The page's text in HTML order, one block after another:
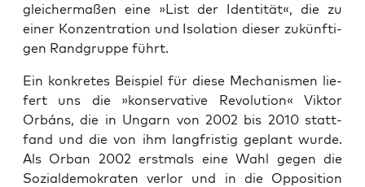
glei­cher­ma­ßen eine »List der Iden­ti­tät«, die zu
einer Kon­zen­tra­ti­on und Iso­la­ti­on die­ser zukünf­ti­
gen Rand­grup­pe führt.
Ein kon­kre­tes Bei­spiel für die­se Mecha­nis­men lie­
fert uns die »kon­ser­va­ti­ve Revo­lu­ti­on« Vik­tor
Orbáns, die in Ungarn von 2002 bis 2010 statt­
fand und die von ihm lang­fris­tig geplant wur­de.
Als Orban 2002 erst­mals eine Wahl gegen die
Sozi­al­de­mo­kra­ten ver­lor und in die Oppo­si­ti­on